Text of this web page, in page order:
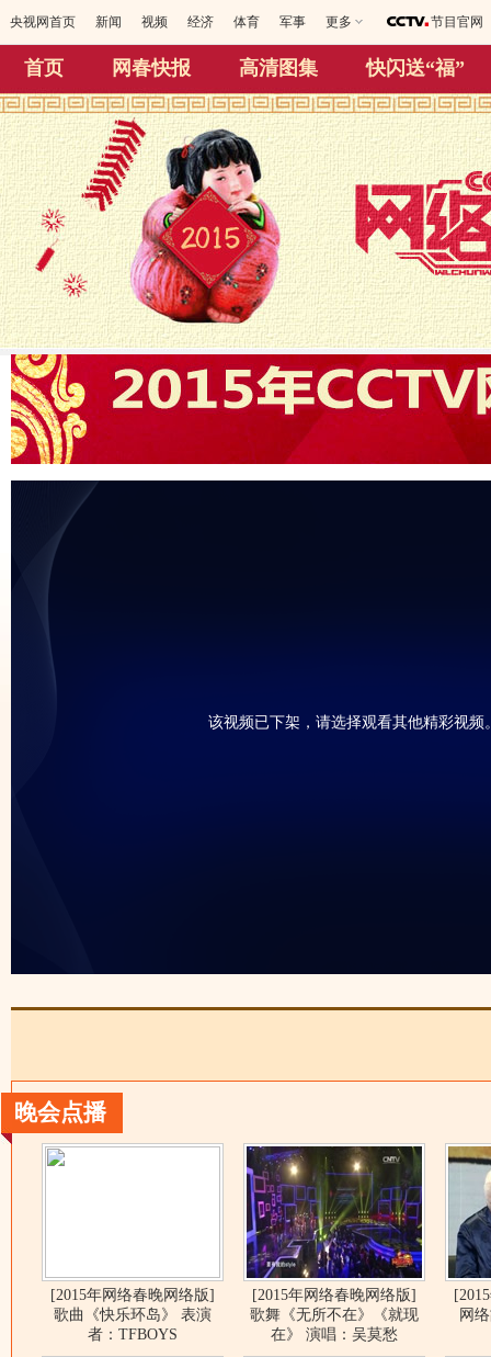
央视网首页 新闻 视频 经济 体育 军事 更多 节目官网
首页 网春快报 高清图集 快闪送“福”
该视频已下架，请选择观看其他精彩视频
晚会点播
[2015年网络春晚网络版]
歌曲《快乐环岛》 表演
者：TFBOYS
[2015年网络春晚网络版]
歌舞《无所不在》《就现
在》 演唱：吴莫愁
网